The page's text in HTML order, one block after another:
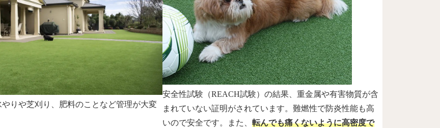
りや芝刈り、肥料のことなど管理が大変
安全性試験（REACH試験）の結果、重金属や有害物質が含
まれていない証明がされています。難燃性で防炎性能も高
いので安全です。また、 転んでも痛くないように高密度で